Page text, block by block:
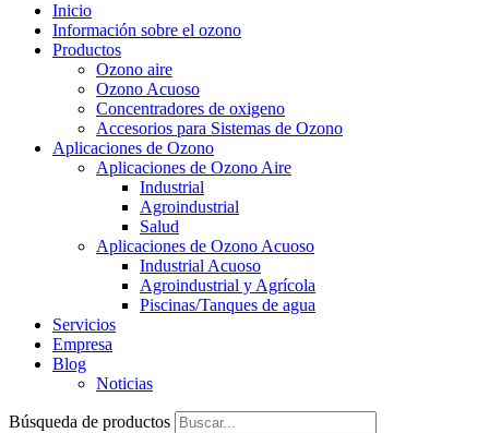
Inicio
Información sobre el ozono
Productos
Ozono aire
Ozono Acuoso
Concentradores de oxigeno
Accesorios para Sistemas de Ozono
Aplicaciones de Ozono
Aplicaciones de Ozono Aire
Industrial
Agroindustrial
Salud
Aplicaciones de Ozono Acuoso
Industrial Acuoso
Agroindustrial y Agrícola
Piscinas/Tanques de agua
Servicios
Empresa
Blog
Noticias
Búsqueda de productos